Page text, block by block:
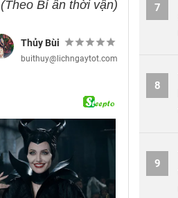
(Theo Bí ẩn thời vận)
Thủy Bùi
buithuy@lichngaytot.com
7
8
9